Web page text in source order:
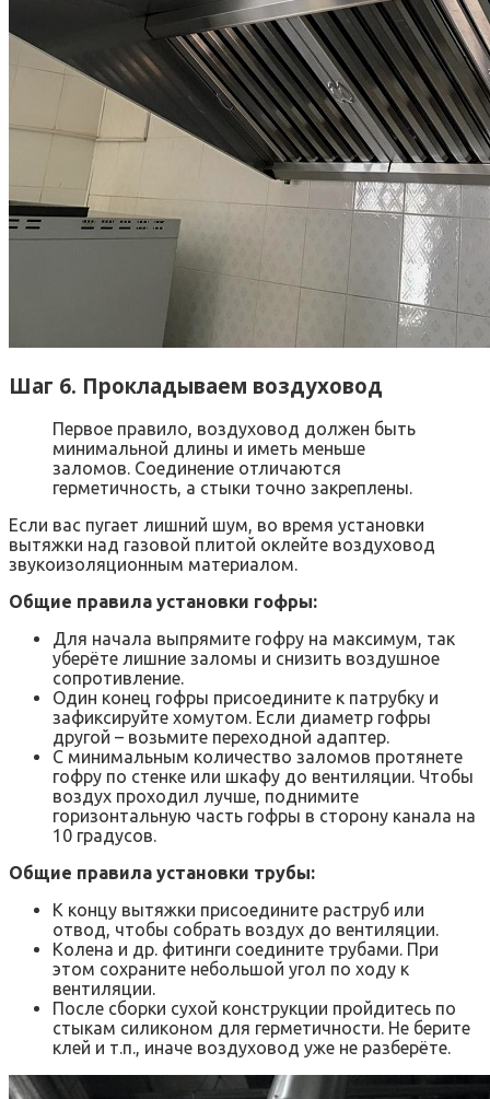
Шаг 6. Прокладываем воздуховод
Первое правило, воздуховод должен быть
минимальной длины и иметь меньше
заломов. Соединение отличаются
герметичность, а стыки точно закреплены.
Если вас пугает лишний шум, во время установки
вытяжки над газовой плитой оклейте воздуховод
звукоизоляционным материалом.
Общие правила установки гофры:
Для начала выпрямите гофру на максимум, так
уберёте лишние заломы и снизить воздушное
сопротивление.
Один конец гофры присоедините к патрубку и
зафиксируйте хомутом. Если диаметр гофры
другой – возьмите переходной адаптер.
С минимальным количество заломов протянете
гофру по стенке или шкафу до вентиляции. Чтобы
воздух проходил лучше, поднимите
горизонтальную часть гофры в сторону канала на
10 градусов.
Общие правила установки трубы:
К концу вытяжки присоедините раструб или
отвод, чтобы собрать воздух до вентиляции.
Колена и др. фитинги соедините трубами. При
этом сохраните небольшой угол по ходу к
вентиляции.
После сборки сухой конструкции пройдитесь по
стыкам силиконом для герметичности. Не берите
клей и т.п., иначе воздуховод уже не разберёте.